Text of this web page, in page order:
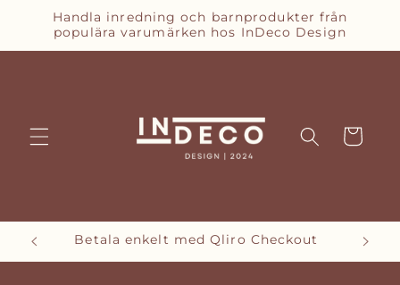
vidareHandla inredning och barnprodukter från
populära varumärken hos InDeco Design
Varukorg
Betala enkelt med Qliro Checkout